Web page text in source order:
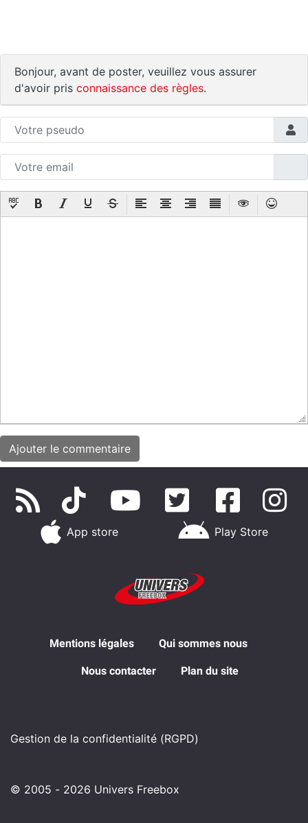
Bonjour, avant de poster, veuillez vous assurer
d'avoir pris connaissance des règles.
App store Play Store
Mentions légales Qui sommes nous
Nous contacter Plan du site
Gestion de la confidentialité (RGPD)
© 2005 - 2026 Univers Freebox